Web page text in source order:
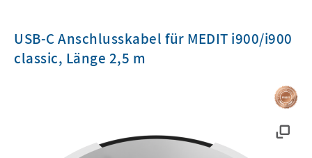
USB-C Anschlusskabel für MEDIT i900/i900
classic, Länge 2,5 m